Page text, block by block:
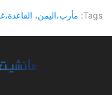
Tags: مأرب،اليمن،